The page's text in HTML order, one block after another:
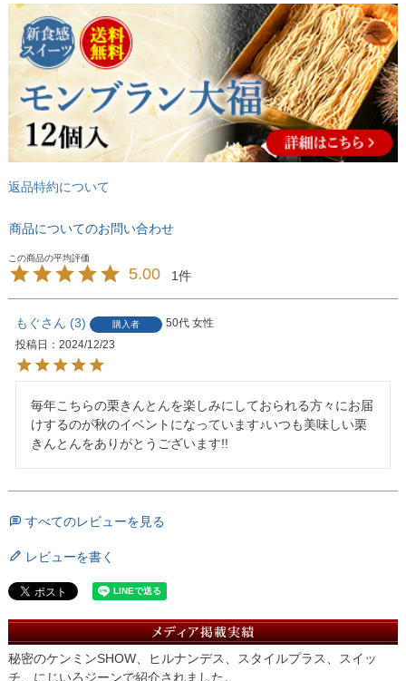
返品特約について
商品についてのお問い合わせ
5.00 1
もぐ 3 購入者 50代 女性
投稿日
2024/12/23
毎年こちらの栗きんとんを楽しみにしておられる方々にお届
けするのが秋のイベントになっています♪いつも美味しい栗
きんとんをありがとうございます!!
すべてのレビューを見る
レビューを書く
秘密のケンミンSHOW、ヒルナンデス、スタイルプラス、スイッ
チ、にじいろジーンで紹介されました。